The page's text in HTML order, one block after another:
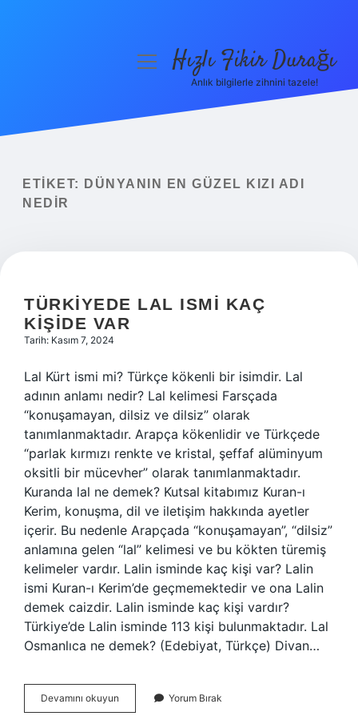
Yasal Uyarı
menüyüHızlı Fikir Durağı
Anlık bilgilerle zihnini tazele!
ETIKET:
DÜNYANIN EN GÜZEL KIZI ADI
NEDIR
TÜRKIYEDE LAL ISMI KAÇ
KIŞIDE VAR
Tarih: Kasım 7, 2024
Lal Kürt ismi mi? Türkçe kökenli bir isimdir. Lal
adının anlamı nedir? Lal kelimesi Farsçada
“konuşamayan, dilsiz ve dilsiz” olarak
tanımlanmaktadır. Arapça kökenlidir ve Türkçede
“parlak kırmızı renkte ve kristal, şeffaf alüminyum
oksitli bir mücevher” olarak tanımlanmaktadır.
Kuranda lal ne demek? Kutsal kitabımız Kuran-ı
Kerim, konuşma, dil ve iletişim hakkında ayetler
içerir. Bu nedenle Arapçada “konuşamayan”, “dilsiz”
anlamına gelen “lal” kelimesi ve bu kökten türemiş
kelimeler vardır. Lalin isminde kaç kişi var? Lalin
ismi Kuran-ı Kerim’de geçmemektedir ve ona Lalin
demek caizdir. Lalin isminde kaç kişi vardır?
Türkiye’de Lalin isminde 113 kişi bulunmaktadır. Lal
Osmanlıca ne demek? (Edebiyat, Türkçe) Divan…
Devamını okuyun Türkiyede
Lal
Yorum Bırak